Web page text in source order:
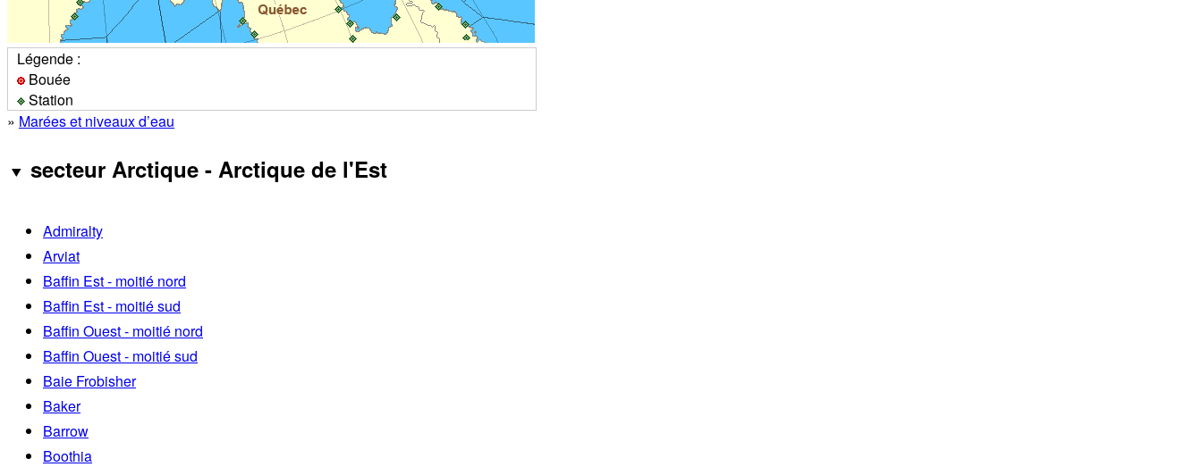
Légende :
Bouée
Station
» Marées et niveaux d’eau
secteur Arctique - Arctique de l'Est
Admiralty
Arviat
Baffin Est - moitié nord
Baffin Est - moitié sud
Baffin Ouest - moitié nord
Baffin Ouest - moitié sud
Baie Frobisher
Baker
Barrow
Boothia